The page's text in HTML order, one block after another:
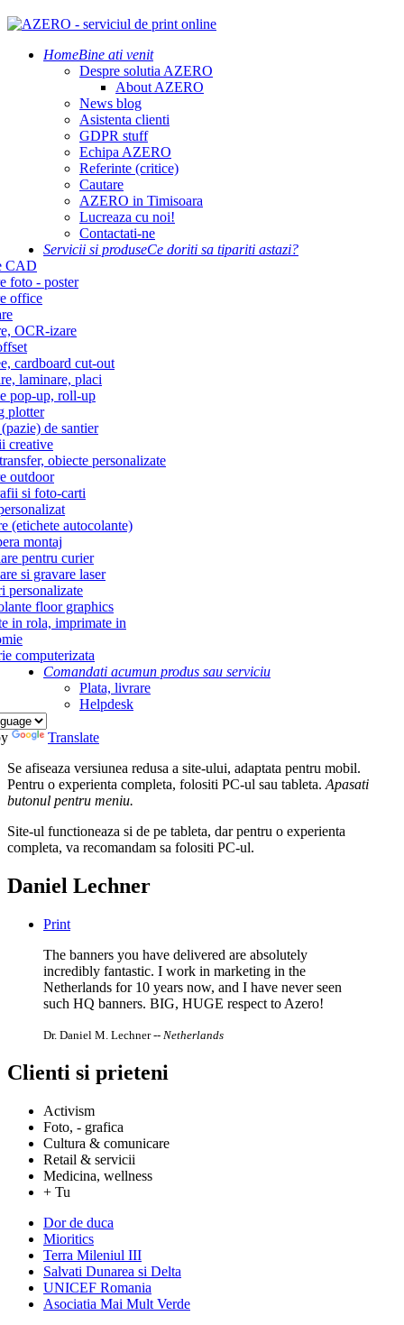
HomeBine ati venit
Despre solutia AZERO
About AZERO
News blog
Asistenta clienti
GDPR stuff
Echipa AZERO
Referinte (critice)
Cautare
AZERO in Timisoara
Lucreaza cu noi!
Contactati-ne
Servicii si produseCe doriti sa tipariti astazi?
CAD
foto - poster
office
OCR-izare
cardboard cut-out
laminare, placi
pop-up, roll-up
plotter
de santier
creative
obiecte personalizate
outdoor
si foto-carti
(etichete autocolante)
montaj
pentru curier
si gravare laser
personalizate
floor graphics
in rola, imprimate in
computerizata
Comandati acumun produs sau serviciu
Plata, livrare
Helpdesk
Translate
Se afiseaza versiunea redusa a site-ului, adaptata pentru mobil.
Pentru o experienta completa, folositi PC-ul sau tableta. Apasati
butonul pentru meniu.
Site-ul functioneaza si de pe tableta, dar pentru o experienta
completa, va recomandam sa folositi PC-ul.
Daniel Lechner
Print
The banners you have delivered are absolutely
incredibly fantastic. I work in marketing in the
Netherlands for 10 years now, and I have never seen
such HQ banners. BIG, HUGE respect to Azero!
Dr. Daniel M. Lechner-- Netherlands
Clienti si prieteni
Activism
Foto, - grafica
Cultura & comunicare
Retail & servicii
Medicina, wellness
+ Tu
Dor de duca
Mioritics
Terra Mileniul III
Salvati Dunarea si Delta
UNICEF Romania
Asociatia Mai Mult Verde